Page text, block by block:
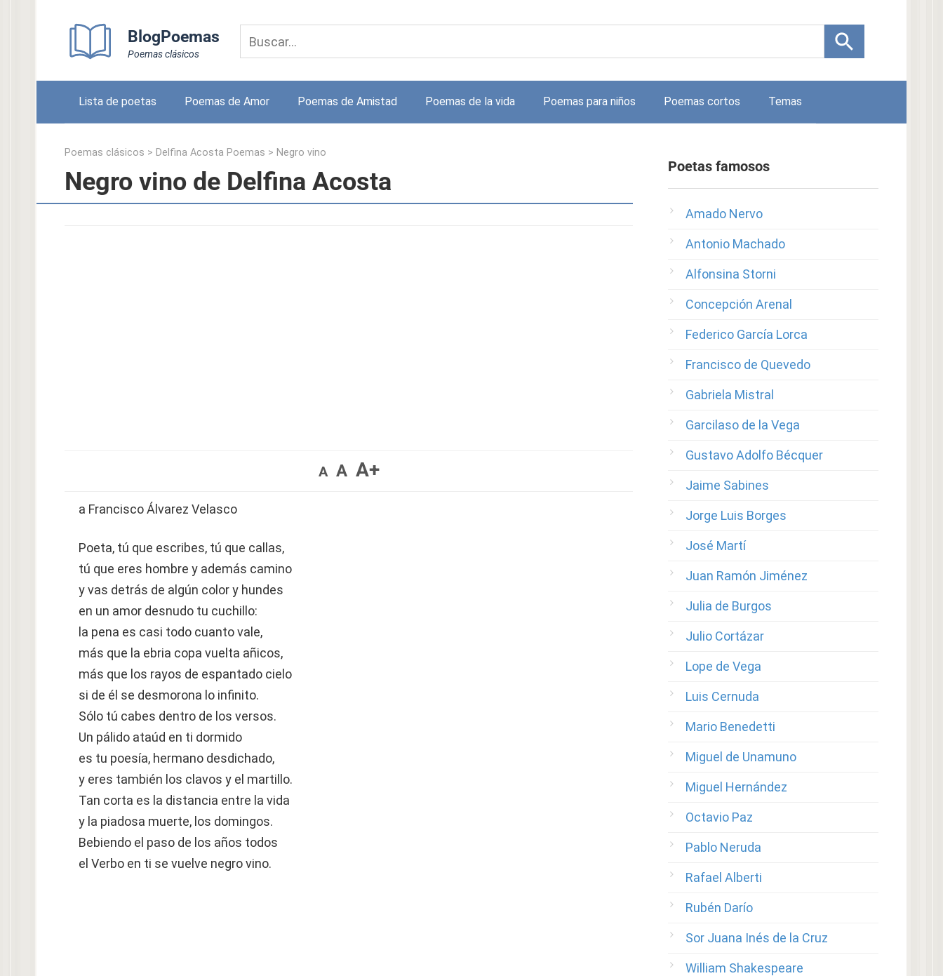
BlogPoemas
Poemas clásicos
Lista de poetas Poemas de Amor Poemas de Amistad Poemas de la vida Poemas para niños Poemas cortos Temas
Poemas clásicos > Delfina Acosta Poemas > Negro vino
Negro vino de Delfina Acosta
A A A+
a Francisco Álvarez Velasco
Poeta, tú que escribes, tú que callas,
tú que eres hombre y además camino
y vas detrás de algún color y hundes
en un amor desnudo tu cuchillo:
la pena es casi todo cuanto vale,
más que la ebria copa vuelta añicos,
más que los rayos de espantado cielo
si de él se desmorona lo infinito.
Sólo tú cabes dentro de los versos.
Un pálido ataúd en ti dormido
es tu poesía, hermano desdichado,
y eres también los clavos y el martillo.
Tan corta es la distancia entre la vida
y la piadosa muerte, los domingos.
Bebiendo el paso de los años todos
el Verbo en ti se vuelve negro vino.
Poetas famosos
Amado Nervo
Antonio Machado
Alfonsina Storni
Concepción Arenal
Federico García Lorca
Francisco de Quevedo
Gabriela Mistral
Garcilaso de la Vega
Gustavo Adolfo Bécquer
Jaime Sabines
Jorge Luis Borges
José Martí
Juan Ramón Jiménez
Julia de Burgos
Julio Cortázar
Lope de Vega
Luis Cernuda
Mario Benedetti
Miguel de Unamuno
Miguel Hernández
Octavio Paz
Pablo Neruda
Rafael Alberti
Rubén Darío
Sor Juana Inés de la Cruz
William Shakespeare